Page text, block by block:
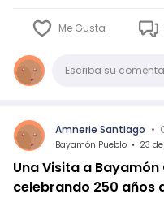
Me Gusta
ComentarioEscriba su
Amnerie Santiago •
Bayamón Pueblo • 23
Una Visita a
celebrando 250 años